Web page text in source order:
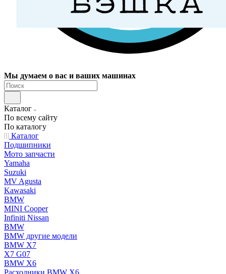
Мы думаем о вас и ваших машинах
Каталог
По всему сайту
По каталогу
Каталог
Подшипники
Мото запчасти
Yamaha
Suzuki
MV Agusta
Kawasaki
BMW
MINI Cooper
Infiniti Nissan
BMW
BMW другие модели
BMW X7
X7 G07
BMW X6
Расходники BMW X6